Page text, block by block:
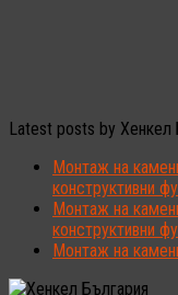
Latest posts by Хенкел
Монтаж на
конструктивни
Монтаж на
конструктивни
Монтаж на